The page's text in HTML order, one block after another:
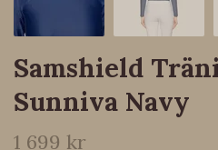
Samshield
Sunniva Navy
1 699 kr